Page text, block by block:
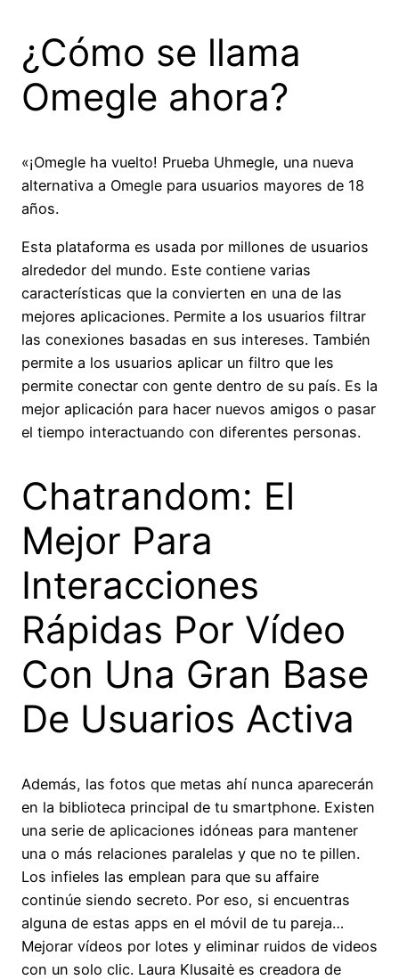
¿Cómo se llama
Omegle ahora?
«¡Omegle ha vuelto! Prueba Uhmegle, una nueva
alternativa a Omegle para usuarios mayores de 18
años.
Esta plataforma es usada por millones de usuarios
alrededor del mundo. Este contiene varias
características que la convierten en una de las
mejores aplicaciones. Permite a los usuarios filtrar
las conexiones basadas en sus intereses. También
permite a los usuarios aplicar un filtro que les
permite conectar con gente dentro de su país. Es la
mejor aplicación para hacer nuevos amigos o pasar
el tiempo interactuando con diferentes personas.
Chatrandom: El
Mejor Para
Interacciones
Rápidas Por Vídeo
Con Una Gran Base
De Usuarios Activa
Además, las fotos que metas ahí nunca aparecerán
en la biblioteca principal de tu smartphone. Existen
una serie de aplicaciones idóneas para mantener
una o más relaciones paralelas y que no te pillen.
Los infieles las emplean para que su affaire
continúe siendo secreto. Por eso, si encuentras
alguna de estas apps en el móvil de tu pareja…
Mejorar vídeos por lotes y eliminar ruidos de videos
con un solo clic. Laura Klusaitė es creadora de